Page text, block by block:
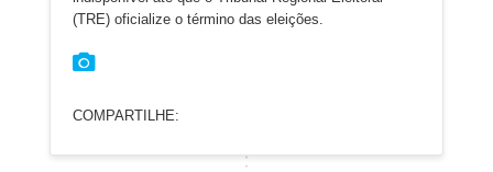
(TRE) oficialize o término das eleições.
COMPARTILHE: